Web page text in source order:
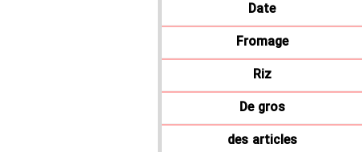
Date
Fromage
Riz
De gros
des articles